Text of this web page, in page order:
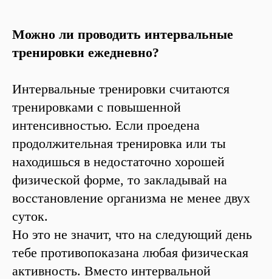
Можно ли проводить интервальные
тренировки ежедневно?
Интервальные тренировки считаются
тренировками с повышенной
интенсивностью. Если проедена
продолжительная тренировка или ты
находишься в недостаточно хорошей
физической форме, то закладывай на
восстановление организма не менее двух
суток.
Но это не значит, что на следующий день
тебе противопоказана любая физическая
активность. Вместо интервальной